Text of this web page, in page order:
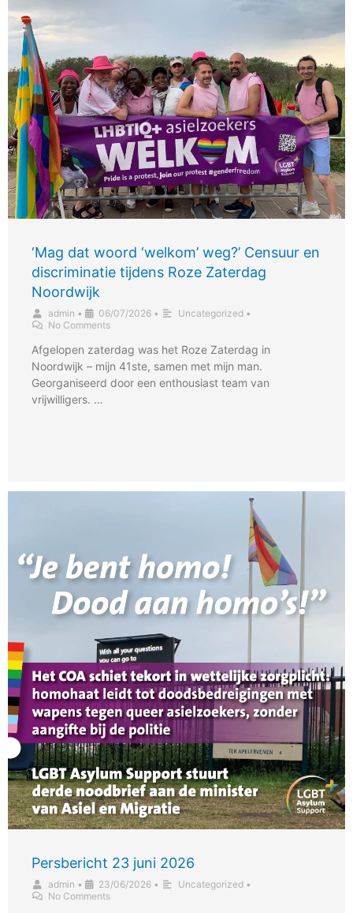
‘Mag dat woord ‘welkom’ weg?’ Censuur en
discriminatie tijdens Roze Zaterdag
Noordwijk
admin • 06/07/2026 • Uncategorized •
No Comments
Afgelopen zaterdag was het Roze Zaterdag in
Noordwijk – mijn 41ste, samen met mijn man.
Georganiseerd door een enthousiast team van
vrijwilligers. …
Persbericht 23 juni 2026
admin • 23/06/2026 • Uncategorized •
No Comments